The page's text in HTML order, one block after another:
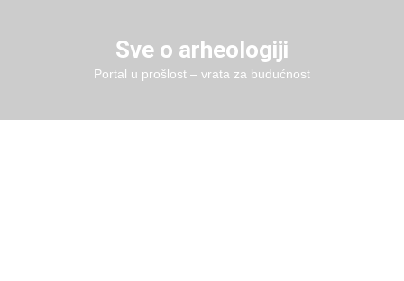
Sve o arheologiji
Portal u prošlost – vrata za budućnost